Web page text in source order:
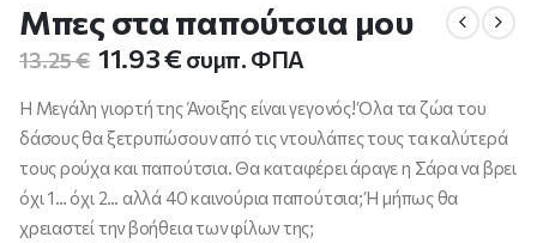
Μπες στα παπούτσια μου
13.25€ Original
was:
13.25 €.
11.93€Η
τρέχουσα
τιμή
είναι:
11.93 €.
συμπ. ΦΠΑ
Η Μεγάλη γιορτή της Άνοιξης είναι γεγονός! Όλα τα ζώα του
δάσους θα ξετρυπώσουν από τις ντουλάπες τους τα καλύτερά
τους ρούχα και παπούτσια. Θα καταφέρει άραγε η Σάρα να βρει
όχι 1… όχι 2… αλλά 40 καινούρια παπούτσια; Ή μήπως θα
χρειαστεί την βοήθεια των φίλων της;